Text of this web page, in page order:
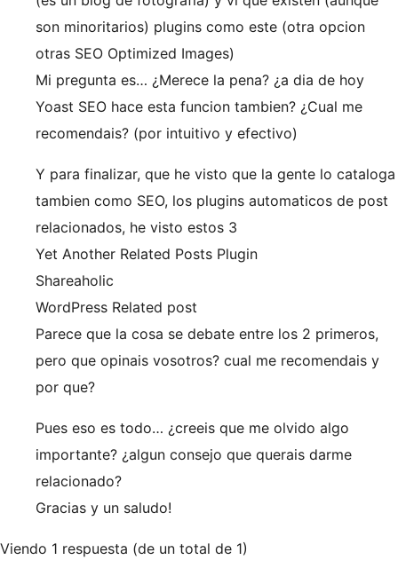
son minoritarios) plugins como este (otra opcion
otras SEO Optimized Images)
Mi pregunta es… ¿Merece la pena? ¿a dia de hoy
Yoast SEO hace esta funcion tambien? ¿Cual me
recomendais? (por intuitivo y efectivo)
Y para finalizar, que he visto que la gente lo cataloga
tambien como SEO, los plugins automaticos de post
relacionados, he visto estos 3
Yet Another Related Posts Plugin
Shareaholic
WordPress Related post
Parece que la cosa se debate entre los 2 primeros,
pero que opinais vosotros? cual me recomendais y
por que?
Pues eso es todo… ¿creeis que me olvido algo
importante? ¿algun consejo que querais darme
relacionado?
Gracias y un saludo!
Viendo 1 respuesta (de un total de 1)